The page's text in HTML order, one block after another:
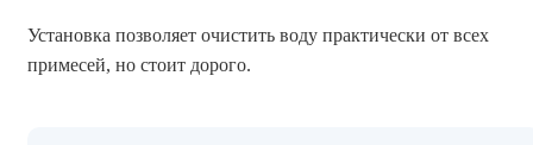
Установка позволяет очистить воду практически от всех
примесей, но стоит дорого.